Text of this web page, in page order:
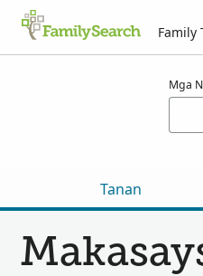
Family
Mga
Tanan